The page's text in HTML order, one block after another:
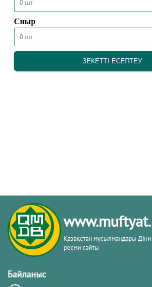
Қазақстан мұсылмандары
ресми сайты
Байланыс